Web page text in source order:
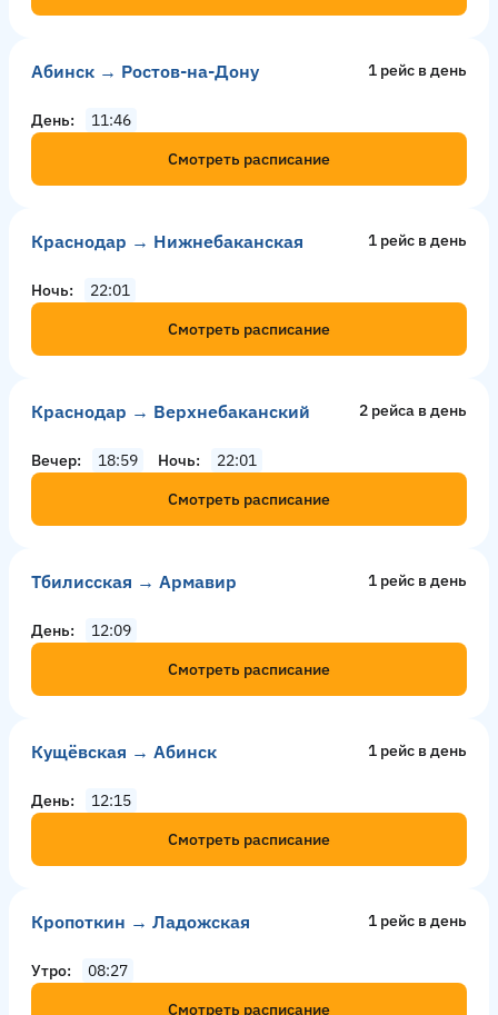
Абинск → Ростов-на-Дону 1 рейс в день
День
11:46
Смотреть расписание
Краснодар → Нижнебаканская 1 рейс в день
Ночь
22:01
Смотреть расписание
Краснодар → Верхнебаканский 2 рейсa в день
Вечер 18:59 Ночь
22:01
Смотреть расписание
Тбилисская → Армавир 1 рейс в день
День
12:09
Смотреть расписание
Кущёвская → Абинск 1 рейс в день
День
12:15
Смотреть расписание
Кропоткин → Ладожская 1 рейс в день
Утро
08:27
Смотреть расписание